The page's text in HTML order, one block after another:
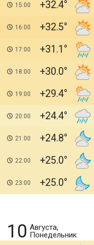
15:00 +32.4
16:00 +32.5
17:00 +31.1
18:00 +30.0
19:00 +29.4
20:00 +24.4
21:00 +24.8
22:00 +25.0
23:00 +25.0
10 Августа,
Понедельник